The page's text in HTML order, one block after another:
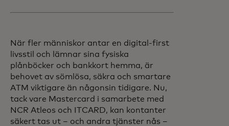
När fler människor antar en digital-first
livsstil och lämnar sina fysiska
plånböcker och bankkort hemma, är
behovet av sömlösa, säkra och smartare
ATM viktigare än någonsin tidigare. Nu,
tack vare Mastercard i samarbete med
NCR Atleos och ITCARD, kan kontanter
säkert tas ut – och andra tjänster nås –